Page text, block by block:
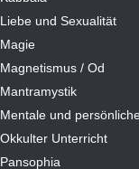
Liebe und Sexualität
Magie
Magnetismus / Od
Mantramystik
Mentale und
Okkulter Unterricht
Pansophia